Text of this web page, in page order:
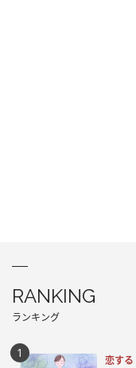
RANKING
ランキング
恋する